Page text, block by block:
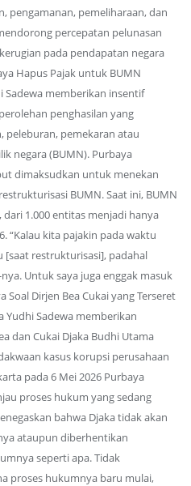
pengamanan, pemeliharaan, dan
percepatan pelunasan
pada pendapatan negara
Hapus Pajak untuk BUMN
Sadewa memberikan insentif
penghasilan yang
peleburan, pemekaran atau
negara (BUMN). Purbaya
dimaksudkan untuk menekan
BUMN. Saat ini, BUMN
1.000 entitas menjadi hanya
“Kalau kita pajakin pada waktu
[saat restrukturisasi], padahal
Untuk saya juga enggak masuk
Soal Dirjen Bea Cukai yang Terseret
Yudhi Sadewa memberikan
dan Cukai Djaka Budhi Utama
kasus korupsi perusahaan
pada 6 Mei 2026 Purbaya
proses hukum yang sedang
bahwa Djaka tidak akan
ataupun diberhentikan
seperti apa. Tidak
proses hukumnya baru mulai,